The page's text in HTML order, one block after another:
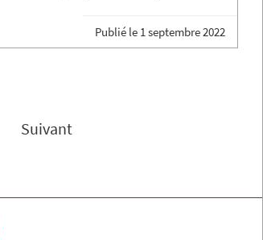
Publié le 1 septembre 2022
Suivant